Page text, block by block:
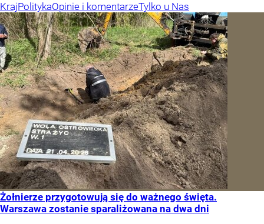
KrajPolitykaOpinie i komentarzeTylko u Nas
Żołnierze przygotowują się do ważnego święta.
Warszawa zostanie sparaliżowana na dwa dni